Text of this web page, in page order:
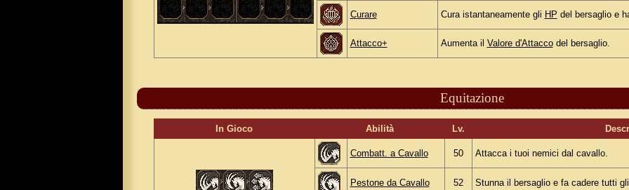
Curare Cura istantaneamente gli HP del bersaglio e
Attacco+ Aumenta il Valore d'Attaccodel bersaglio.
Equitazione
In Gioco Abilità Lv.
Combatt. a Cavallo 50 Attacca i tuoi nemici dal cavallo.
Pestone da Cavallo 52 Stunna il bersaglio e fa cadere tutti